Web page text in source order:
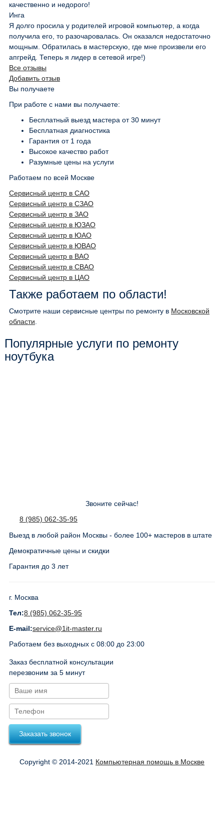
качественно и недорого!
Инга
Я долго просила у родителей игровой компьютер, а когда
получила его, то разочаровалась. Он оказался недостаточно
мощным. Обратилась в мастерскую, где мне произвели его
апгрейд. Теперь я лидер в сетевой игре!)
Все отзывы
Добавить отзыв
Вы получаете
При работе с нами вы получаете:
Бесплатный выезд мастера от 30 минут
Бесплатная диагностика
Гарантия от 1 года
Высокое качество работ
Разумные цены на услуги
Работаем по всей Москве
Сервисный центр в САО
Сервисный центр в СЗАО
Сервисный центр в ЗАО
Сервисный центр в ЮЗАО
Сервисный центр в ЮАО
Сервисный центр в ЮВАО
Сервисный центр в ВАО
Сервисный центр в СВАО
Сервисный центр в ЦАО
Также работаем по области!
Смотрите наши сервисные центры по ремонту в Московской
области
Популярные услуги по ремонту
ноутбука
Звоните сейчас!
8 (985) 062-35-95
Выезд в любой район Москвы - более 100+ мастеров в штате
Демократичные цены и скидки
Гарантия до 3 лет
г. Москва
Тел:8 (985) 062-35-95
E-mail:service@1it-master.ru
Работаем без выходных с 08:00 до 23:00
Заказ бесплатной консультации
перезвоним за 5 минут
Заказать звонок
Copyright © 2014-2021 Компьютерная помощь в Москве